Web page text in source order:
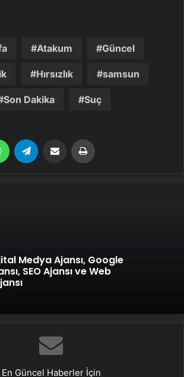
Atakum Güncel
Hırsızlık samsun
Son Dakika Suç
WhatsApp Email'den paylaş
SEO Ajansı ve Web
En Güncel Haberler İçin